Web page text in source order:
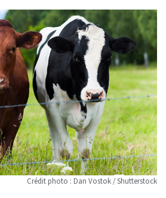
Crédit photo : Dan Vostok / Shutterstock